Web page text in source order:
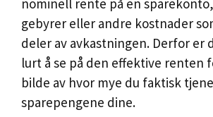
nominell rente på en
gebyrer eller andre kostnader
deler av avkastningen. Derfor er
lurt å se på den effektive renten
bilde av hvor mye du faktisk
sparepengene dine.